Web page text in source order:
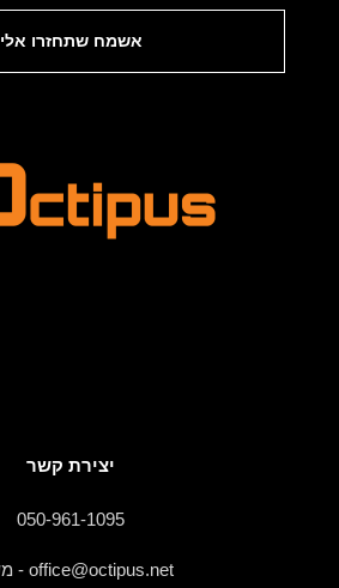
אשמח שתחזרו אלי
יצירת קשר
050-961-1095
office@octipus.net - משרד